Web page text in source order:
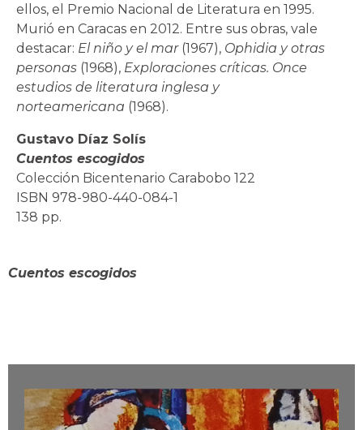
ellos, el Premio Nacional de Literatura en 1995.
Murió en Caracas en 2012. Entre sus obras, vale
destacar: El niño y el mar(1967), Ophidia y otras
personas (1968), Exploraciones críticas. Once
estudios de literatura inglesa y
norteamericana (1968).
Gustavo Díaz Solís
Cuentos escogidos
Colección Bicentenario Carabobo 122
ISBN 978-980-440-084-1
138 pp.
Cuentos escogidos